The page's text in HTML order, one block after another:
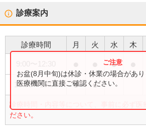
診療案内
診療時間 月 火 水 木
●
15:00〜18:00 ● ●
診療時間・内容等について、事前に必ず医
ださい。
お盆(8月中旬)は休診・休業の場合があ
医療機関に直接ご確認ください。